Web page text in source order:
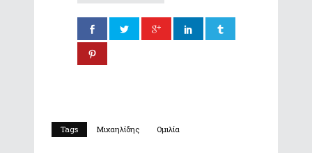
Tags Μιχαηλίδης Ομιλία